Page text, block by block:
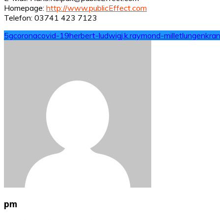
Homepage: http://www.publicEffect.com
Telefon: 03741 423 7123
5gcoronacovid-19herbert-ludwigj.k.raymond-millet
pm